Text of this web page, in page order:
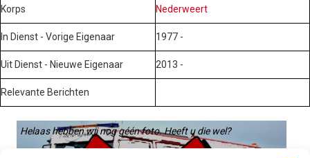
Korps Nederweert
In Dienst - Vorige Eigenaar 1977 -
Uit Dienst - Nieuwe Eigenaar 2013 -
Relevante Berichten
Helaas hebben wij nog géén foto. Heeft u die wel?
Graag gebruiken we die. Stuur hem op naar: